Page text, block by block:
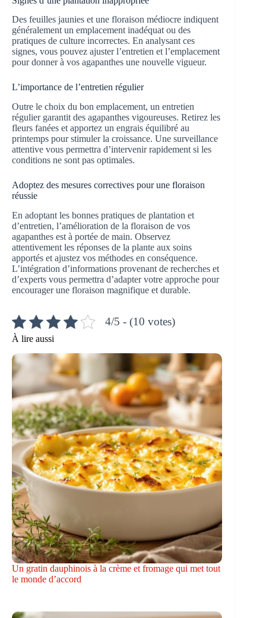
Des feuilles jaunies et une floraison médiocre indiquent
généralement un emplacement inadéquat ou des
pratiques de culture incorrectes. En analysant ces
signes, vous pouvez ajuster l’entretien et l’emplacement
pour donner à vos agapanthes une nouvelle vigueur.
L’importance de l’entretien régulier
Outre le choix du bon emplacement, un entretien
régulier garantit des agapanthes vigoureuses. Retirez les
fleurs fanées et apportez un engrais équilibré au
printemps pour stimuler la croissance. Une surveillance
attentive vous permettra d’intervenir rapidement si les
conditions ne sont pas optimales.
Adoptez des mesures correctives pour une floraison
réussie
En adoptant les bonnes pratiques de plantation et
d’entretien, l’amélioration de la floraison de vos
agapanthes est à portée de main. Observez
attentivement les réponses de la plante aux soins
apportés et ajustez vos méthodes en conséquence.
L’intégration d’informations provenant de recherches et
d’experts vous permettra d’adapter votre approche pour
encourager une floraison magnifique et durable.
4/5 - (10 votes)
À lire aussi
Un gratin dauphinois à la crème et fromage qui met tout
le monde d’accord